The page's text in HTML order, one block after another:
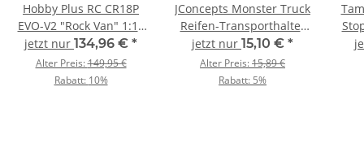
Hobby Plus RC CR18P
EVO-V2 "Rock Van" 1:18
4WD Rock Crawler RTR,
blau / HBP1810503-BL
jetzt nur 134,96 € *
Alter Preis:149,95 €
Rabatt: 10%
JConcepts Monster Truck
Reifen-Transporthalter
Tire Stick blau, für 4
montierte Reifen, 4
Stück / JCO5273-1
jetzt nur 15,10 € *
Alter Preis:15,89 €
Rabatt: 5%